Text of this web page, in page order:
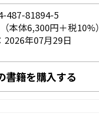
487-81894-5
本体6,300円＋税10%）
2026年07月29日
書籍を購入する